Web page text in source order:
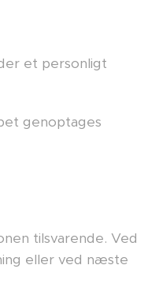
et personligt
genoptages
tilsvarende. Ved
eller ved næste